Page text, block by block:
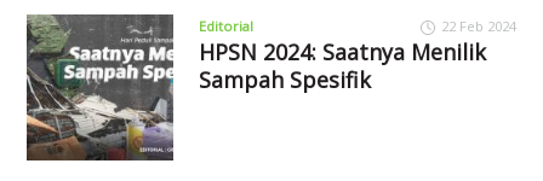
Editorial 22 Feb 2024
HPSN 2024: Saatnya Menilik
Sampah Spesifik